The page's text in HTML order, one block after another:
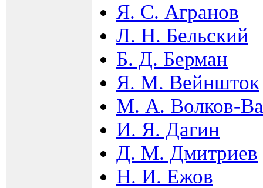
Я. С. Агранов
Л. Н. Бельский
Б. Д. Берман
Я. М. Вейншток
М. А. Волков-
И. Я. Дагин
Д. М. Дмитриев
Н. И. Ежов